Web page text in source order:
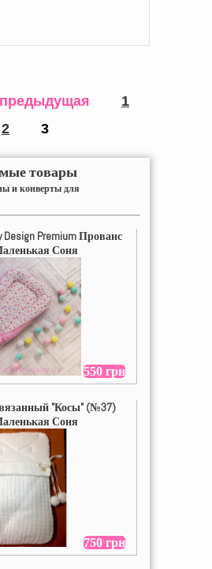
предыдущая
1
2
3
товары
и конверты для
Design Premium Прованс
Соня
550 грн
"Косы" (№37)
Соня
750 грн